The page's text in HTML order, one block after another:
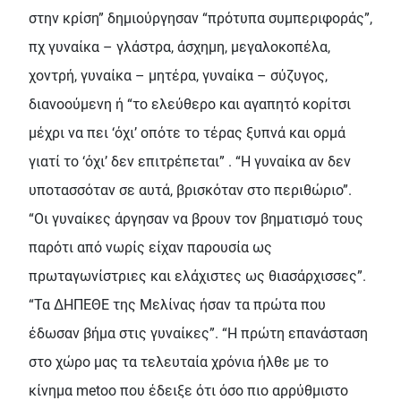
στην κρίση” δημιούργησαν “πρότυπα συμπεριφοράς”,
πχ γυναίκα – γλάστρα, άσχημη, μεγαλοκοπέλα,
χοντρή, γυναίκα – μητέρα, γυναίκα – σύζυγος,
διανοούμενη ή “το ελεύθερο και αγαπητό κορίτσι
μέχρι να πει ‘όχι’ οπότε το τέρας ξυπνά και ορμά
γιατί το ‘όχι’ δεν επιτρέπεται” . “Η γυναίκα αν δεν
υποτασσόταν σε αυτά, βρισκόταν στο περιθώριο”.
“Οι γυναίκες άργησαν να βρουν τον βηματισμό τους
παρότι από νωρίς είχαν παρουσία ως
πρωταγωνίστριες και ελάχιστες ως θιασάρχισσες”.
“Τα ΔΗΠΕΘΕ της Μελίνας ήσαν τα πρώτα που
έδωσαν βήμα στις γυναίκες”. “Η πρώτη επανάσταση
στο χώρο μας τα τελευταία χρόνια ήλθε με το
κίνημα metoo που έδειξε ότι όσο πιο αρρύθμιστο